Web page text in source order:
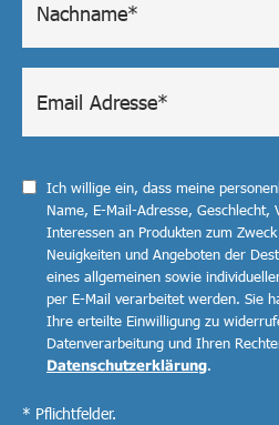
Ich willige ein, dass meine
Name, E-Mail-Adresse, Geschlecht,
Interessen an Produkten zum
Neuigkeiten und Angeboten der
eines allgemeinen sowie
per E-Mail verarbeitet werden. Sie
Ihre erteilte Einwilligung zu
Datenverarbeitung und Ihren
Datenschutzerklärung.
* Pflichtfelder.